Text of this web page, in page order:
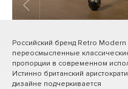
Российский бренд Retro Modern
переосмысленные
пропорции в современном
Истинно британский
дизайне подчеркивается